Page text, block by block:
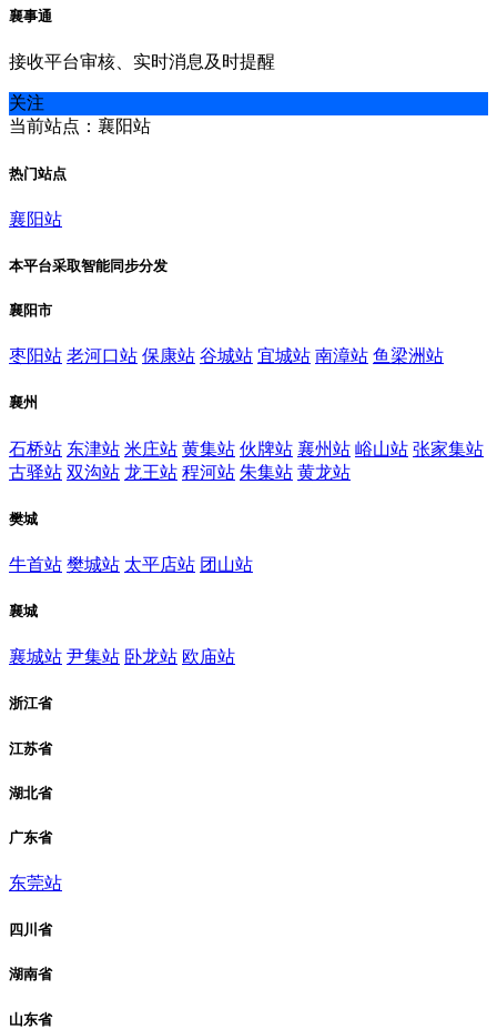
襄事通
接收平台审核、实时消息及时提醒
关注
当前站点：襄阳站
热门站点
襄阳站
本平台采取智能同步分发
襄阳市
枣阳站 老河口站 保康站 谷城站 宜城站 南漳站 鱼梁洲站
襄州
石桥站 东津站 米庄站 黄集站 伙牌站 襄州站 峪山站 张家集站
古驿站 双沟站 龙王站 程河站 朱集站 黄龙站
樊城
牛首站 樊城站 太平店站 团山站
襄城
襄城站 尹集站 卧龙站 欧庙站
浙江省
江苏省
湖北省
广东省
东莞站
四川省
湖南省
山东省